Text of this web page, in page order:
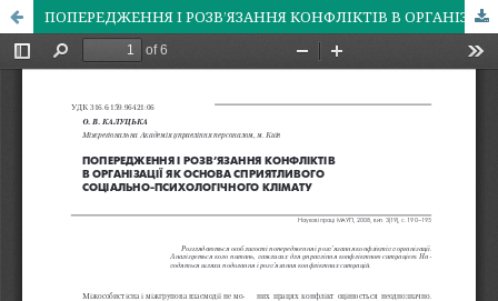
ПОПЕРЕДЖЕННЯ І РОЗВ’ЯЗАННЯ КОНФЛІКТІВ В ОРГАНІЗАЦІЇ ЯК ОСНОВА СПРИЯТЛИВОГО СОЦІАЛЬНО-ПСИХОЛОГІЧНОГО КЛІМАТУ